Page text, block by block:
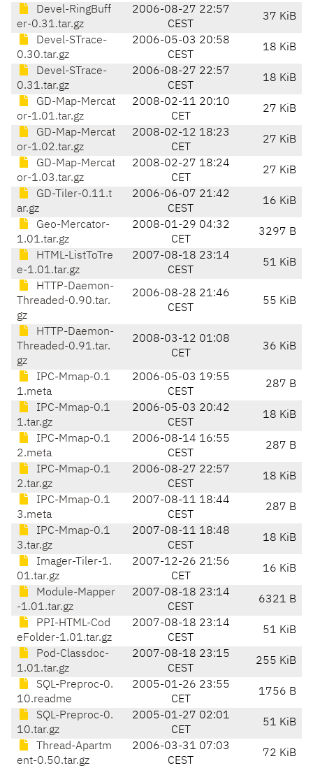
Devel-RingBuff
er-0.31.tar.gz
2006-08-27 22:57
CEST
37 KiB
Devel-STrace-
0.30.tar.gz
2006-05-03 20:58
CEST
18 KiB
Devel-STrace-
0.31.tar.gz
2006-08-27 22:57
CEST
18 KiB
GD-Map-Mercat
or-1.01.tar.gz
2008-02-11 20:10
CET
27 KiB
GD-Map-Mercat
or-1.02.tar.gz
2008-02-12 18:23
CET
27 KiB
GD-Map-Mercat
or-1.03.tar.gz
2008-02-27 18:24
CET
27 KiB
GD-Tiler-0.11.t
ar.gz
2006-06-07 21:42
CEST
16 KiB
Geo-Mercator-
1.01.tar.gz
2008-01-29 04:32
CET
3297 B
HTML-ListToTre
e-1.01.tar.gz
2007-08-18 23:14
CEST
51 KiB
HTTP-Daemon-
Threaded-0.90.tar.
gz
2006-08-28 21:46
CEST
55 KiB
HTTP-Daemon-
Threaded-0.91.tar.
gz
2008-03-12 01:08
CET
36 KiB
IPC-Mmap-0.1
1.meta
2006-05-03 19:55
CEST
287 B
IPC-Mmap-0.1
1.tar.gz
2006-05-03 20:42
CEST
18 KiB
IPC-Mmap-0.1
2.meta
2006-08-14 16:55
CEST
287 B
IPC-Mmap-0.1
2.tar.gz
2006-08-27 22:57
CEST
18 KiB
IPC-Mmap-0.1
3.meta
2007-08-11 18:44
CEST
287 B
IPC-Mmap-0.1
3.tar.gz
2007-08-11 18:48
CEST
18 KiB
Imager-Tiler-1.
01.tar.gz
2007-12-26 21:56
CET
16 KiB
Module-Mapper
-1.01.tar.gz
2007-08-18 23:14
CEST
6321 B
PPI-HTML-Cod
eFolder-1.01.tar.gz
2007-08-18 23:14
CEST
51 KiB
Pod-Classdoc-
1.01.tar.gz
2007-08-18 23:15
CEST
255 KiB
SQL-Preproc-0.
10.readme
2005-01-26 23:55
CET
1756 B
SQL-Preproc-0.
10.tar.gz
2005-01-27 02:01
CET
51 KiB
Thread-Apartm
ent-0.50.tar.gz
2006-03-31 07:03
CEST
72 KiB